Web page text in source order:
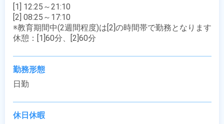
[1] 12:25～21:10
[2] 08:25～17:10
※教育期間中(2週間程度)は[2]の時間帯で勤務となります
休憩：[1]60分、[2]60分
勤務形態
日勤
休日休暇